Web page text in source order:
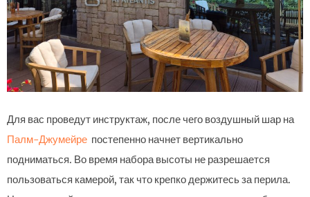
Для вас проведут инструктаж, после чего воздушный шар на
Палм-Джумейре постепенно начнет вертикально
подниматься. Во время набора высоты не разрешается
пользоваться камерой, так что крепко держитесь за перила.